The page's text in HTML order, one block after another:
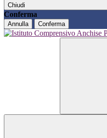
Chiudi
Conferma
Annulla Conferma